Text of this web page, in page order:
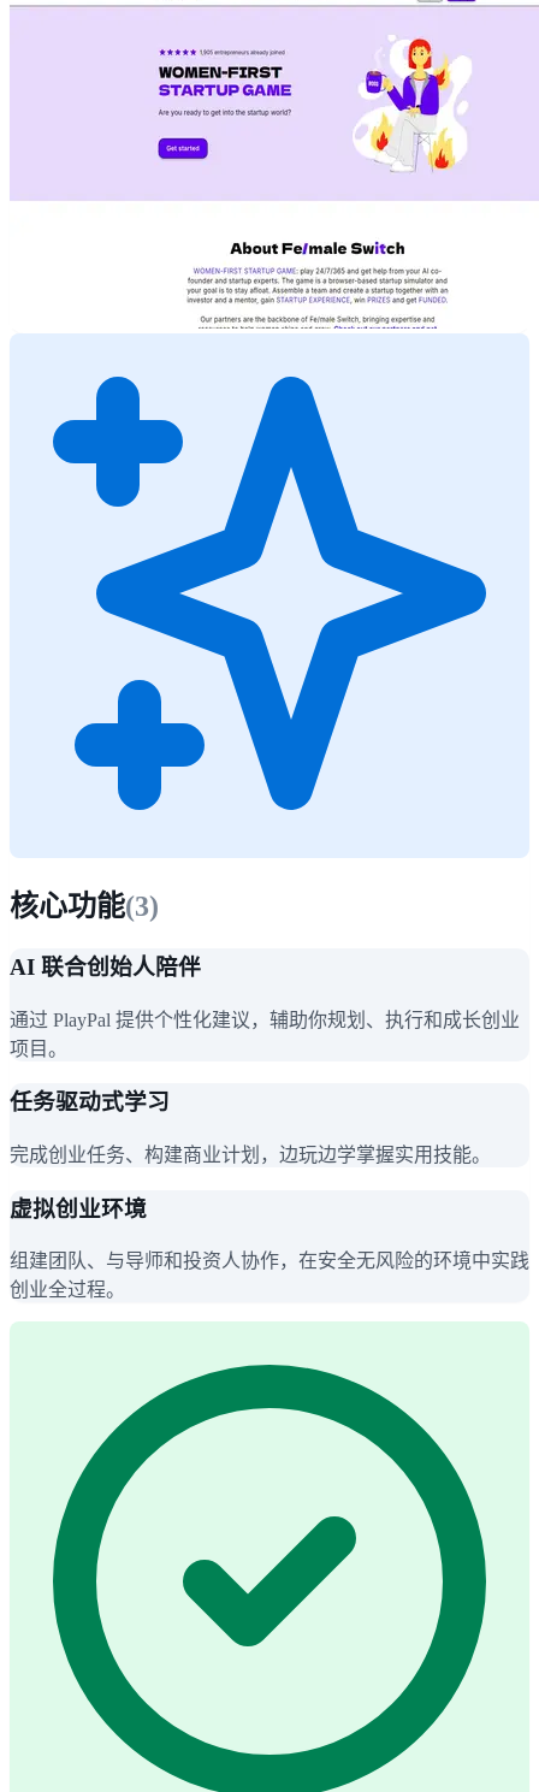
核心功能(3)
AI 联合创始人陪伴
通过 PlayPal 提供个性化建议，辅助你规划、执行和成长创业
项目。
任务驱动式学习
完成创业任务、构建商业计划，边玩边学掌握实用技能。
虚拟创业环境
组建团队、与导师和投资人协作，在安全无风险的环境中实践
创业全过程。